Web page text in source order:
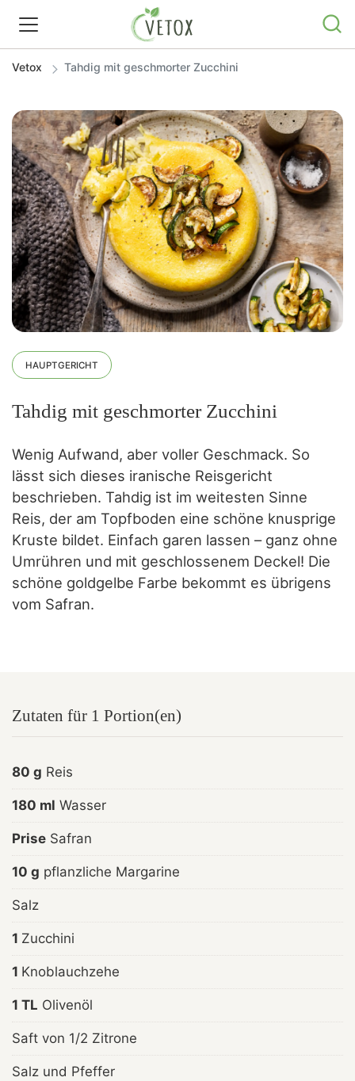
REZEPTWELT
WISSEN
SHOP
GRATIS ERNÄHRUNGSTIPPS
Vetox Tahdig mit geschmorter Zucchini
HAUPTGERICHT
Tahdig mit geschmorter Zucchini
Wenig Aufwand, aber voller Geschmack. So
lässt sich dieses iranische Reisgericht
beschrieben. Tahdig ist im weitesten Sinne
Reis, der am Topfboden eine schöne knusprige
Kruste bildet. Einfach garen lassen – ganz ohne
Umrühren und mit geschlossenem Deckel! Die
schöne goldgelbe Farbe bekommt es übrigens
vom Safran.
Zutaten für 1 Portion(en)
80 g Reis
180 ml Wasser
Prise Safran
10 g pflanzliche Margarine
Salz
1 Zucchini
1 Knoblauchzehe
1 TL Olivenöl
Saft von 1/2 Zitrone
Salz und Pfeffer